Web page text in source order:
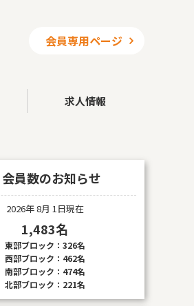
会員専用ページ
求人情報
会員数のお知らせ
2026年 8月 1日現在
1,483名
東部ブロック：326名
西部ブロック：462名
南部ブロック：474名
北部ブロック：221名